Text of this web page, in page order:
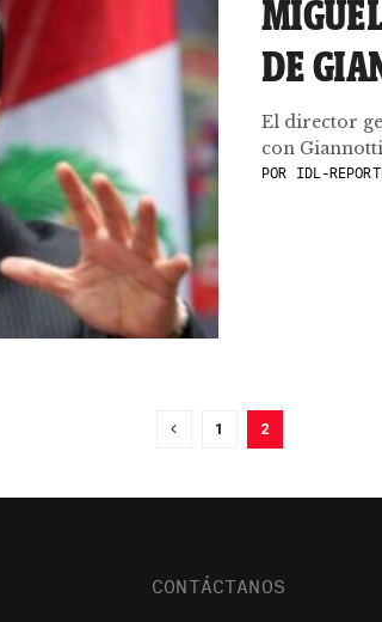
DE
El director
con
POR IDL-
1 2
CONTÁCTANOS